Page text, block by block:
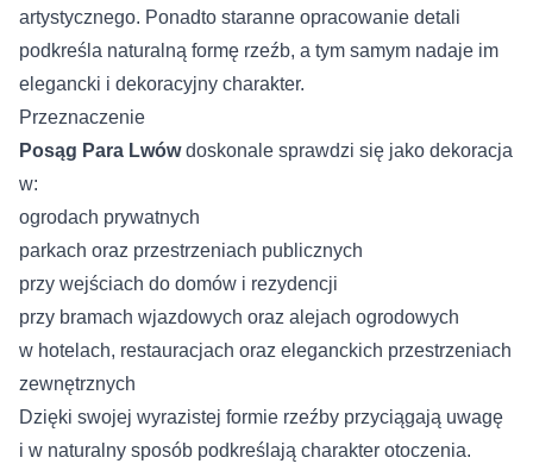
artystycznego. Ponadto staranne opracowanie detali
podkreśla naturalną formę rzeźb, a tym samym nadaje im
elegancki i dekoracyjny charakter.
Przeznaczenie
Posąg Para Lwówdoskonale sprawdzi się jako dekoracja
w:
ogrodach prywatnych
parkach oraz przestrzeniach publicznych
przy wejściach do domów i rezydencji
przy bramach wjazdowych oraz alejach ogrodowych
w hotelach, restauracjach oraz eleganckich przestrzeniach
zewnętrznych
Dzięki swojej wyrazistej formie rzeźby przyciągają uwagę
i w naturalny sposób podkreślają charakter otoczenia.